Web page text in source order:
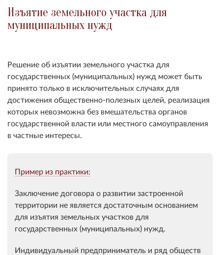
Изъятие земельного участка для
муниципальных нужд
Решение об изъятии земельного участка для
государственных (муниципальных) нужд может быть
принято только в исключительных случаях для
достижения общественно-полезных целей, реализация
которых невозможна без вмешательства органов
государственной власти или местного самоуправления
в частные интересы.
Пример из практики:
Заключение договора о развитии застроенной
территории не является достаточным основанием
для изъятия земельных участков для
государственных (муниципальных) нужд.
Индивидуальный предприниматель и ряд обществ